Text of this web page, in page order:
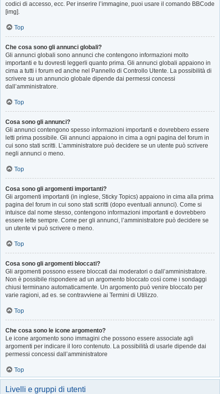
codici di accesso, ecc. Per inserire l’immagine, puoi usare il comando BBCode
[img].
Top
Che cosa sono gli annunci globali?
Gli annunci globali sono annunci che contengono informazioni molto
importanti e tu dovresti leggerli quanto prima. Gli annunci globali appaiono in
cima a tutti i forum ed anche nel Pannello di Controllo Utente. La possibilità di
scrivere su un annuncio globale dipende dai permessi concessi
dall’amministratore.
Top
Cosa sono gli annunci?
Gli annunci contengono spesso informazioni importanti e dovrebbero essere
letti prima possibile. Gli annunci appaiono in cima a ogni pagina del forum in
cui sono stati scritti. L’amministratore può decidere se un utente può scrivere
negli annunci o meno.
Top
Cosa sono gli argomenti importanti?
Gli argomenti importanti (in inglese, Sticky Topics) appaiono in cima alla prima
pagina del forum in cui sono stati scritti (dopo eventuali annunci). Come si
intuisce dal nome stesso, contengono informazioni importanti e dovrebbero
essere lette sempre. Come per gli annunci, l’amministratore può decidere se
un utente vi può scrivere o meno.
Top
Cosa sono gli argomenti bloccati?
Gli argomenti possono essere bloccati dai moderatori o dall’amministratore.
Non è possibile rispondere ad un argomento bloccato così come i sondaggi
chiusi terminano automaticamente. Un argomento può venire bloccato per
varie ragioni, ad es. se contravviene ai Termini di Utilizzo.
Top
Che cosa sono le icone argomento?
Le icone argomento sono immagini che possono essere associate agli
argomenti per indicare il loro contenuto. La possibilità di usarle dipende dai
permessi concessi dall’amministratore
Top
Livelli e gruppi di utenti